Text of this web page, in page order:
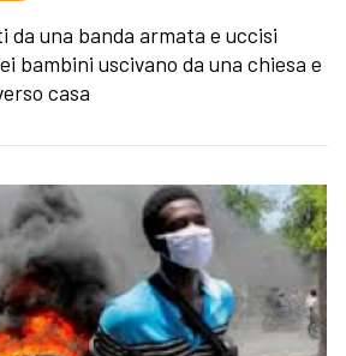
una banda armata e uccisi
bambini uscivano da una chiesa e
casa